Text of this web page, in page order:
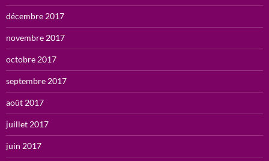
décembre 2017
novembre 2017
octobre 2017
septembre 2017
août 2017
juillet 2017
juin 2017